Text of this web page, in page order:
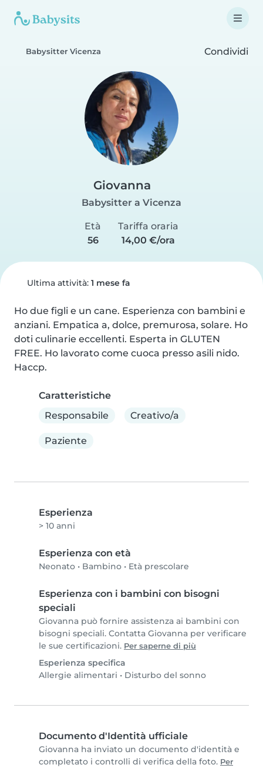
Babysitter Vicenza Condividi
Giovanna
Babysitter a Vicenza
Età
56
Tariffa oraria
14,00 €/ora
Ultima attività: 1 mese fa
Ho due figli e un cane. Esperienza con bambini e
anziani. Empatica a, dolce, premurosa, solare. Ho
doti culinarie eccellenti. Esperta in GLUTEN
FREE. Ho lavorato come cuoca presso asili nido.
Haccp.
Caratteristiche
Responsabile
Creativo/a
Paziente
Esperienza
> 10 anni
Esperienza con età
Neonato • Bambino • Età prescolare
Esperienza con i bambini con bisogni
speciali
Giovanna può fornire assistenza ai bambini con
bisogni speciali. Contatta Giovanna per verificare
le sue certificazioni. Per saperne di più
Esperienza specifica
Allergie alimentari • Disturbo del sonno
Documento d'Identità ufficiale
Giovanna ha inviato un documento d'identità e
completato i controlli di verifica della foto. Per